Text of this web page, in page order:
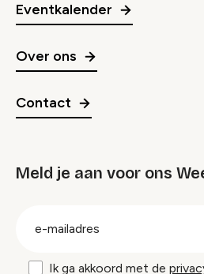
Eventkalender
Over ons
Contact
Meld je aan voor ons
Ik ga akkoord met de